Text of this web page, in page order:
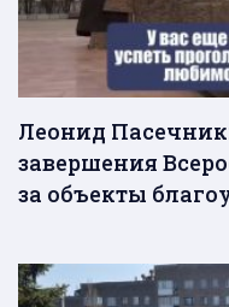
Леонид
завершения
за объекты